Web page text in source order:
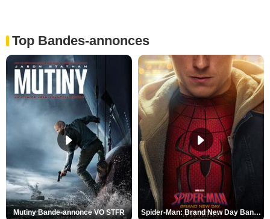
Top Bandes-annonces
Mutiny Bande-annonce VO STFR Spider-Man: Brand New Day Bande-annonce VO STFR